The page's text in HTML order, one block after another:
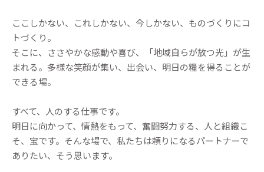
ここしかない、これしかない、今しかない、ものづくりにコ
トづくり。
そこに、ささやかな感動や喜び、「地域自らが放つ光」が生
まれる。多様な笑顔が集い、出会い、明日の糧を得ることが
できる場。
すべて、人のする仕事です。
明日に向かって、情熱をもって、奮闘努力する、人と組織こ
そ、宝です。そんな場で、私たちは頼りになるパートナーで
ありたい、そう思います。